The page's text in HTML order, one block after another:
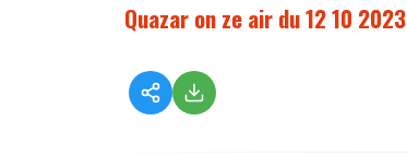
Quazar on ze air du 12 10 2023